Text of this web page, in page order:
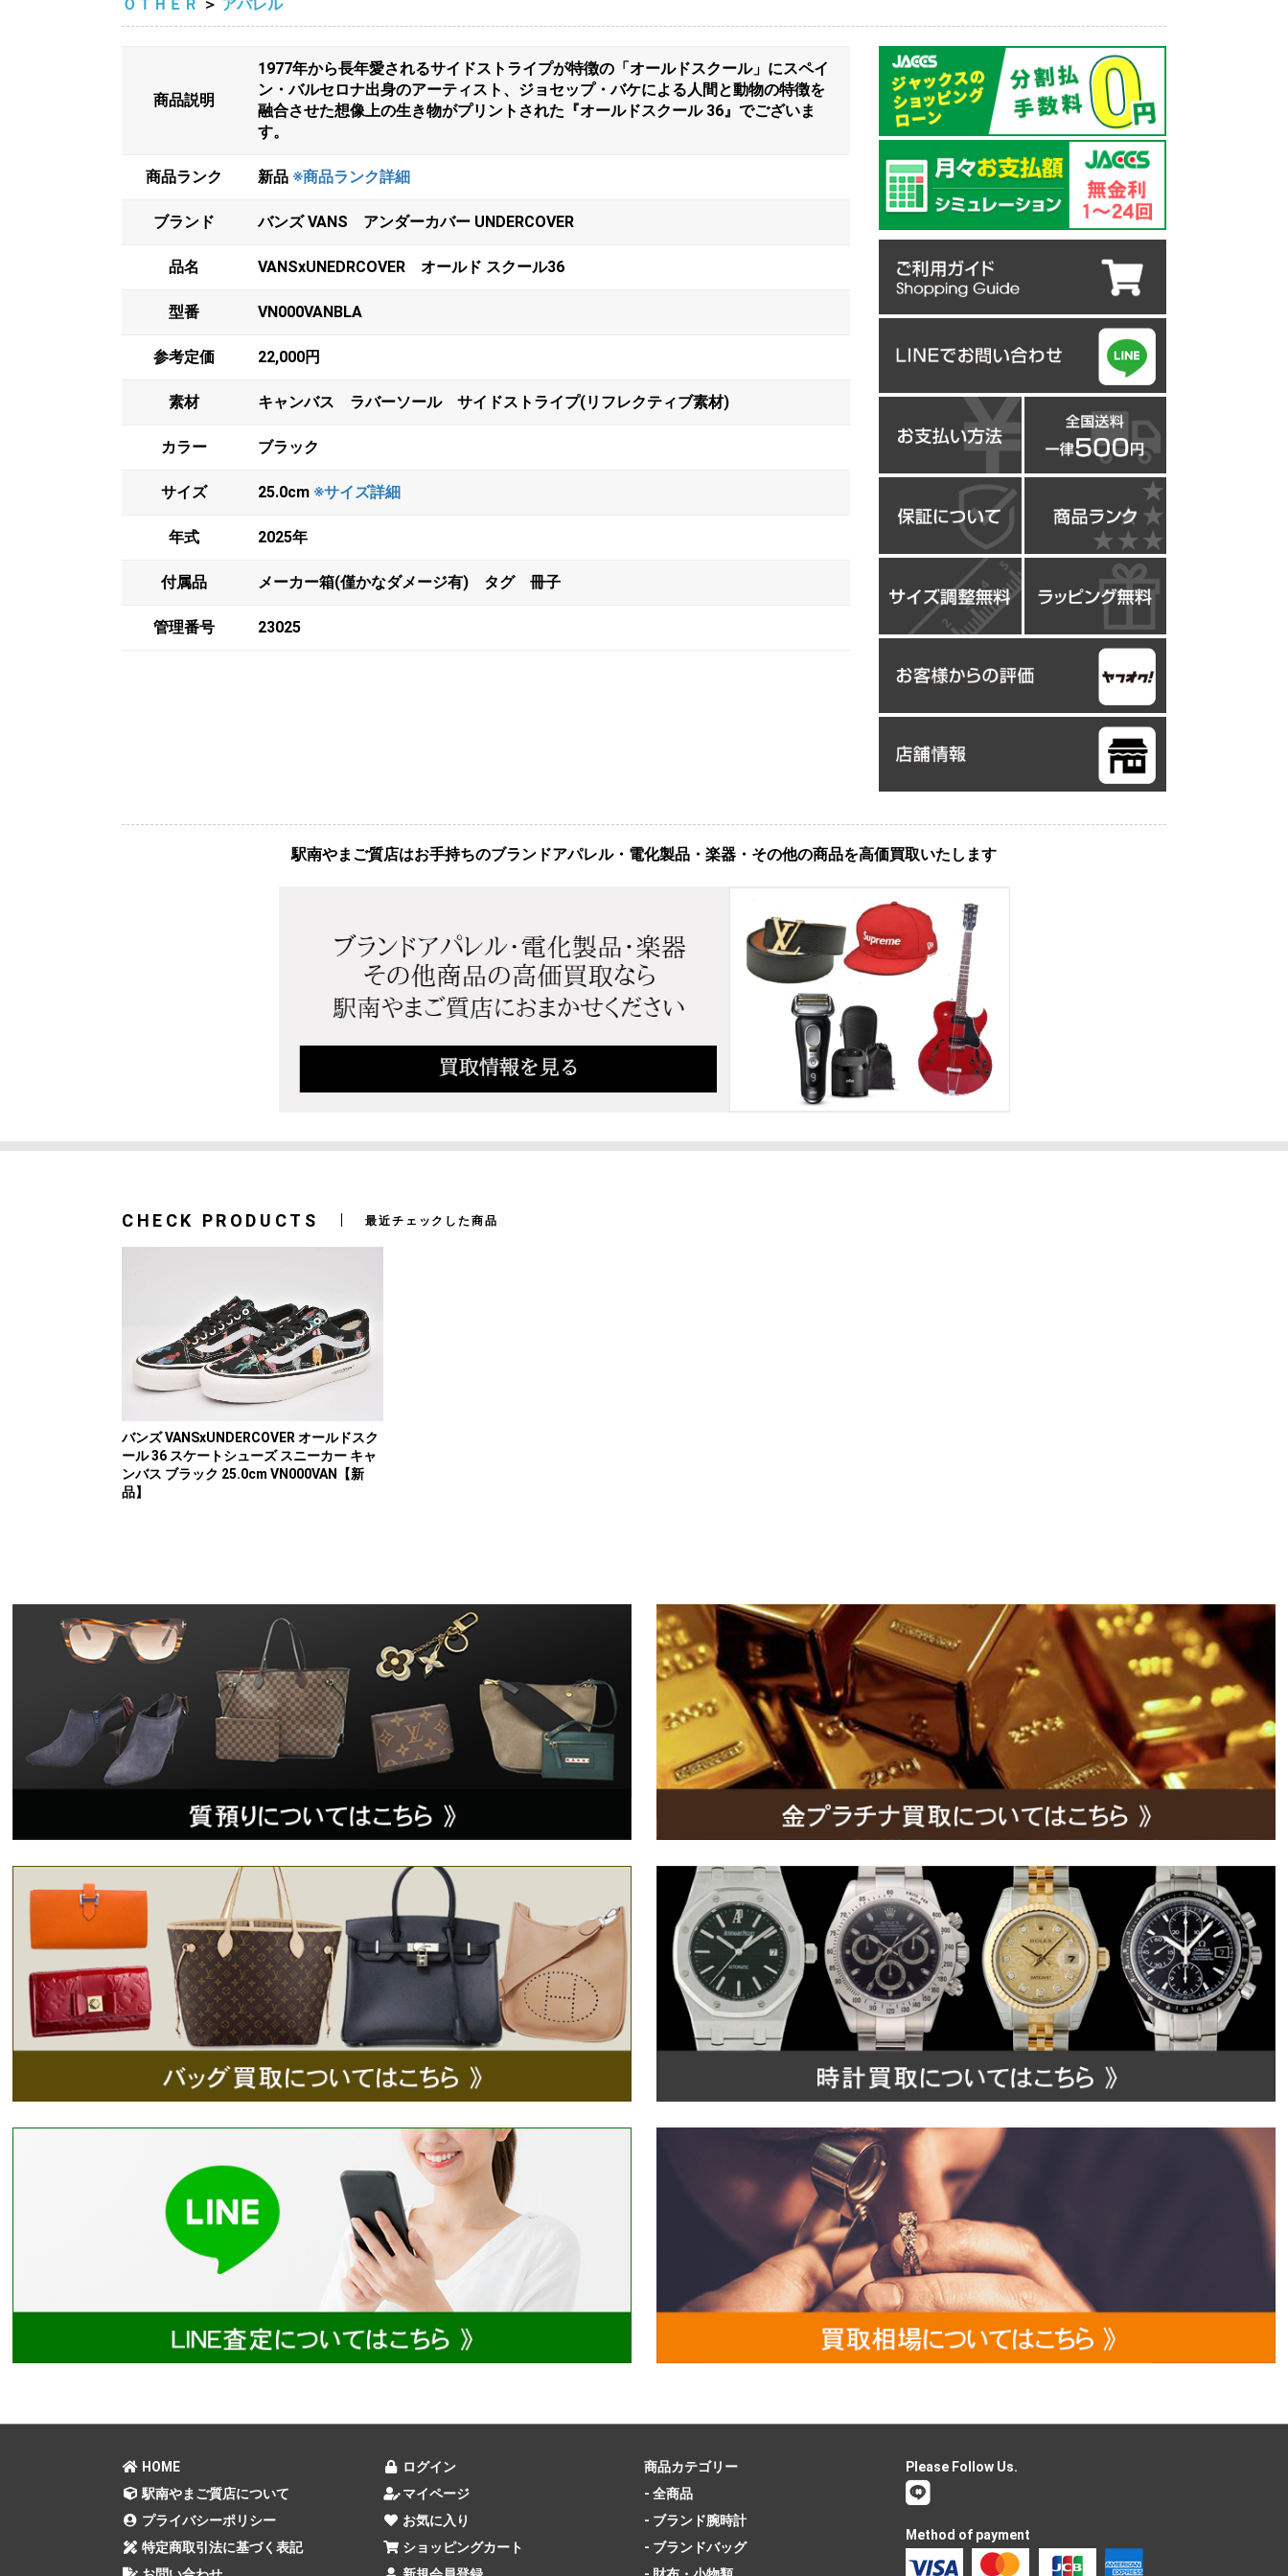
ＯＴＨＥＲ ＞ アパレル
商品説明
1977年から長年愛されるサイドストライプが特徴の「オールドスクール」にスペイ
ン・バルセロナ出身のアーティスト、ジョセップ・バケによる人間と動物の特徴を
融合させた想像上の生き物がプリントされた『オールドスクール 36』でございま
す。
商品ランク 新品 ※商品ランク詳細
ブランド バンズ VANS アンダーカバー UNDERCOVER
品名 VANSxUNEDRCOVER オールド スクール36
型番 VN000VANBLA
参考定価 22,000円
素材 キャンバス ラバーソール サイドストライプ(リフレクティブ素材)
カラー ブラック
サイズ 25.0cm ※サイズ詳細
年式 2025年
付属品 メーカー箱(僅かなダメージ有) タグ 冊子
管理番号 23025
駅南やまご質店はお手持ちのブランドアパレル・電化製品・楽器・その他の商品を高価買取いたします
CHECK PRODUCTS 最近チェックした商品
バンズ VANSxUNDERCOVER オールドスク
ール 36 スケートシューズ スニーカー キャ
ンバス ブラック 25.0cm VN000VAN【新
品】
HOME
駅南やまご質店について
プライバシーポリシー
特定商取引法に基づく表記
ログイン
マイページ
お気に入り
ショッピングカート
商品カテゴリー
- 全商品
- ブランド腕時計
- ブランドバッグ
Please Follow Us.
Method of payment